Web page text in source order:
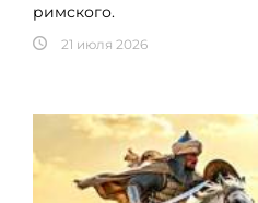
римского.
21 июля 2026